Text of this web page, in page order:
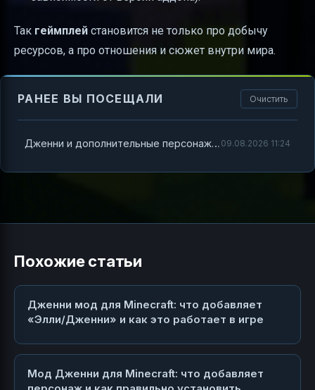
Так геймплей становится не только про добычу
ресурсов, а про отношения и сюжет внутри мира.
РАНЕЕ ВЫ ПОСЕЩАЛИ Очистить
Дженни и дополнительные персонажи в Minecraft PE 1.20: что меняется в игре и как с этим разобраться 09.08.2026 11:24
Похожие статьи
Дженни мод для Minecraft: что добавляет
«Элли/Дженни» и как это работает в игре
Мод Дженни для Minecraft: что добавляет